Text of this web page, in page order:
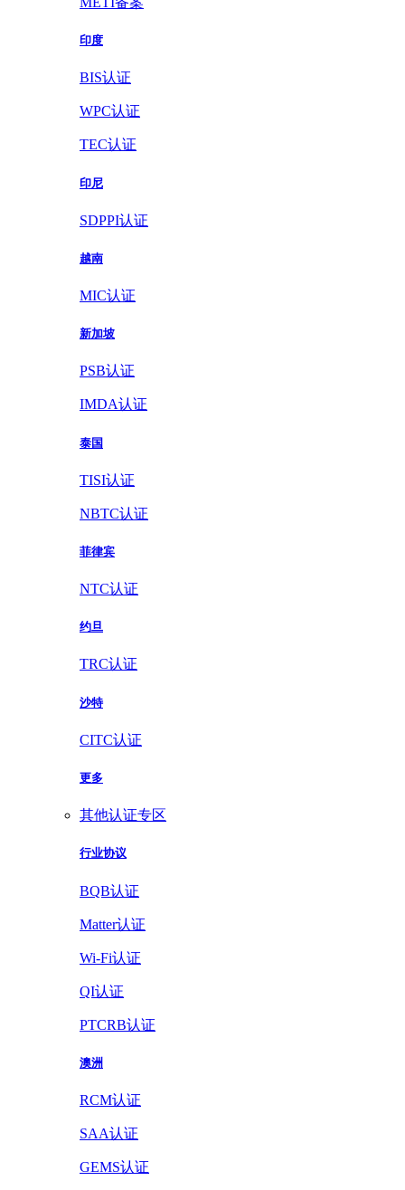
印度
BIS认证
WPC认证
TEC认证
印尼
SDPPI认证
越南
MIC认证
新加坡
PSB认证
IMDA认证
泰国
TISI认证
NBTC认证
菲律宾
NTC认证
约旦
TRC认证
沙特
CITC认证
更多
其他认证专区
行业协议
BQB认证
Matter认证
Wi-Fi认证
QI认证
PTCRB认证
澳洲
RCM认证
SAA认证
GEMS认证